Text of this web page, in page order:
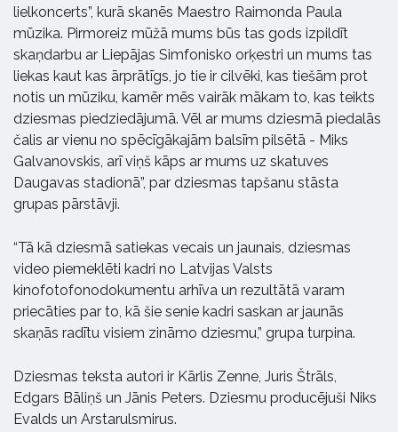
lielkoncerts”, kurā skanēs Maestro Raimonda Paula
mūzika. Pirmoreiz mūžā mums būs tas gods izpildīt
skaņdarbu ar Liepājas Simfonisko orķestri un mums tas
liekas kaut kas ārprātīgs, jo tie ir cilvēki, kas tiešām prot
notis un mūziku, kamēr mēs vairāk mākam to, kas teikts
dziesmas piedziedājumā. Vēl ar mums dziesmā piedalās
čalis ar vienu no spēcīgākajām balsīm pilsētā - Miks
Galvanovskis, arī viņš kāps ar mums uz skatuves
Daugavas stadionā”, par dziesmas tapšanu stāsta
grupas pārstāvji.
“Tā kā dziesmā satiekas vecais un jaunais, dziesmas
video piemeklēti kadri no Latvijas Valsts
kinofotofonodokumentu arhīva un rezultātā varam
priecāties par to, kā šie senie kadri saskan ar jaunās
skaņās radītu visiem zināmo dziesmu,” grupa turpina.
Dziesmas teksta autori ir Kārlis Zenne, Juris Štrāls,
Edgars Bāliņš un Jānis Peters. Dziesmu producējuši Niks
Evalds un Arstarulsmirus.